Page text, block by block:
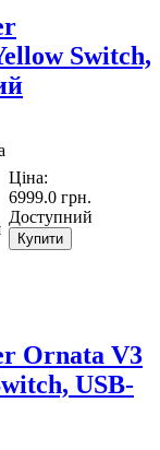
Switch,
Ціна:
6999.0 грн.
Доступний
Купити
Ornata V3
USB-